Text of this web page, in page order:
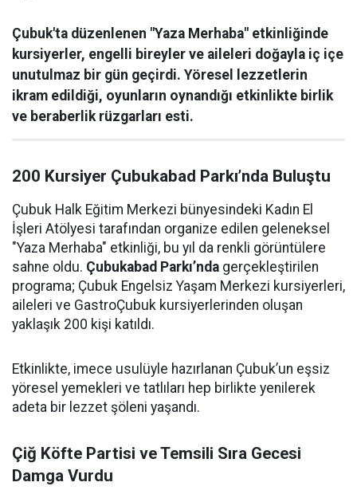
Çubuk'ta düzenlenen "Yaza Merhaba" etkinliğinde
kursiyerler, engelli bireyler ve aileleri doğayla iç içe
unutulmaz bir gün geçirdi. Yöresel lezzetlerin
ikram edildiği, oyunların oynandığı etkinlikte birlik
ve beraberlik rüzgarları esti.
200 Kursiyer Çubukabad Parkı’nda Buluştu
Çubuk Halk Eğitim Merkezi bünyesindeki Kadın El
İşleri Atölyesi tarafından organize edilen geleneksel
"Yaza Merhaba" etkinliği, bu yıl da renkli görüntülere
sahne oldu. Çubukabad Parkı’nda gerçekleştirilen
programa; Çubuk Engelsiz Yaşam Merkezi kursiyerleri,
aileleri ve GastroÇubuk kursiyerlerinden oluşan
yaklaşık 200 kişi katıldı.
Etkinlikte, imece usulüyle hazırlanan Çubuk’un eşsiz
yöresel yemekleri ve tatlıları hep birlikte yenilerek
adeta bir lezzet şöleni yaşandı.
Çiğ Köfte Partisi ve Temsili Sıra Gecesi
Damga Vurdu